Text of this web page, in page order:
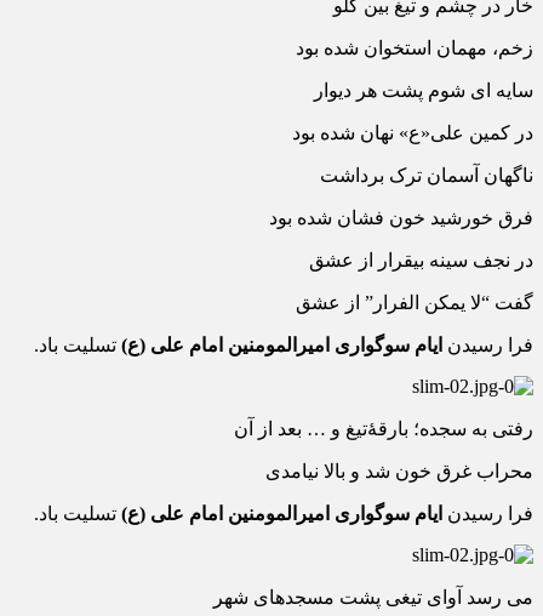
خار در چشم و تیغ بین گلو
زخم، مهمان استخوان شده بود
سایه ای شوم پشت هر دیوار
در کمین علی«ع» نهان شده بود
ناگهان آسمان ترک برداشت
فرق خورشید خون فشان شده بود
در نجف سینه بیقرار از عشق
گفت “لا یمکن الفرار” از عشق
فرا رسیدن ایام سوگواری امیرالمومنین امام علی (ع) تسلیت باد.
رفتی به سجده؛ بارقۀتیغ و … بعد از آن
محراب غرق خون شد و بالا نیامدی
فرا رسیدن ایام سوگواری امیرالمومنین امام علی (ع) تسلیت باد.
می رسد آوای تیغی پشت مسجدهای شهر